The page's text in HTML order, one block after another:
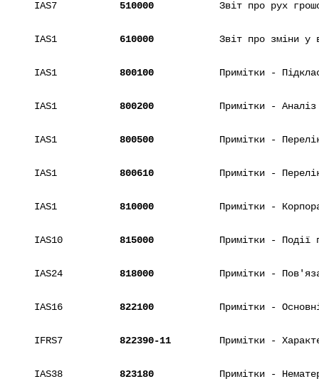
IAS7 510000 Звіт про рух
IAS1 610000 Звіт про зміни у
IAS1 800100 Примітки -
IAS1 800200 Примітки -
IAS1 800500 Примітки -
IAS1 800610 Примітки -
IAS1 810000 Примітки -
IAS10 815000 Примітки - Події
IAS24 818000 Примітки -
IAS16 822100 Примітки -
IFRS7 822390-11 Примітки -
IAS38 823180 Примітки -